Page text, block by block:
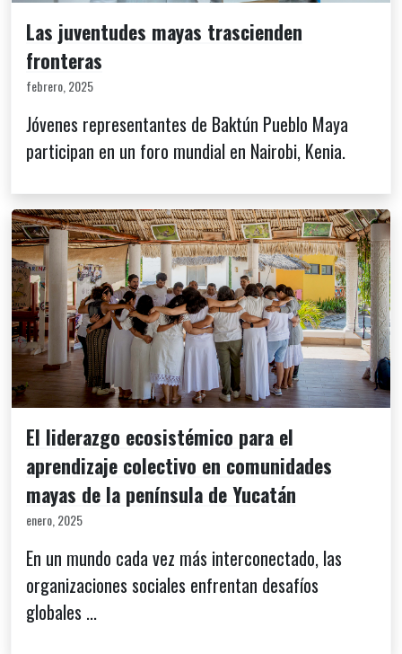
Las juventudes mayas trascienden
fronteras
febrero, 2025
Jóvenes representantes de Baktún Pueblo Maya
participan en un foro mundial en Nairobi, Kenia.
El liderazgo ecosistémico para el
aprendizaje colectivo en comunidades
mayas de la península de Yucatán
enero, 2025
En un mundo cada vez más interconectado, las
organizaciones sociales enfrentan desafíos
globales ...